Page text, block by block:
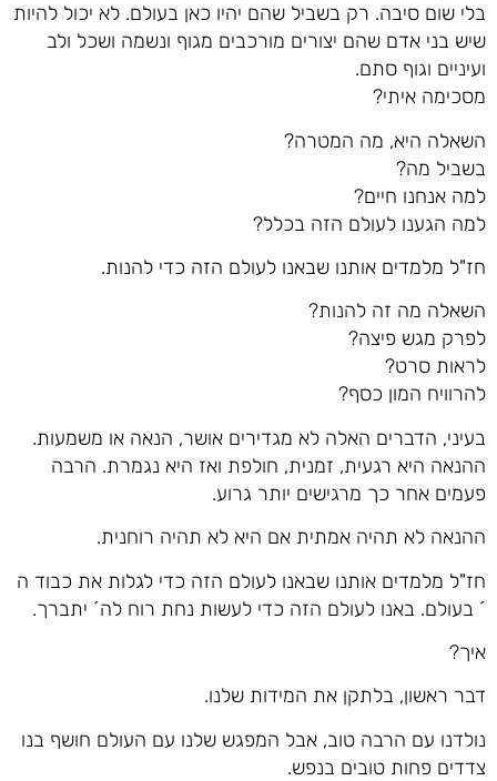
בלי שום סיבה. רק בשביל שהם יהיו כאן בעולם. לא יכול להיות
שיש בני אדם שהם יצורים מורכבים מגוף ונשמה ושכל ולב
ועיניים וגוף סתם.
מסכימה איתי?
השאלה היא, מה המטרה?
בשביל מה?
למה אנחנו חיים?
למה הגענו לעולם הזה בכלל?
חז"ל מלמדים אותנו שבאנו לעולם הזה כדי להנות.
השאלה מה זה להנות?
לפרק מגש פיצה?
לראות סרט?
להרוויח המון כסף?
בעיני, הדברים האלה לא מגדירים אושר, הנאה או משמעות.
ההנאה היא רגעית, זמנית, חולפת ואז היא נגמרת. הרבה
פעמים אחר כך מרגישים יותר גרוע.
ההנאה לא תהיה אמתית אם היא לא תהיה רוחנית.
חז"ל מלמדים אותנו שבאנו לעולם הזה כדי לגלות את כבוד ה
´ בעולם. באנו לעולם הזה כדי לעשות נחת רוח לה´ יתברך.
איך?
דבר ראשון, בלתקן את המידות שלנו.
נולדנו עם הרבה טוב, אבל המפגש שלנו עם העולם חושף בנו
צדדים פחות טובים בנפש.